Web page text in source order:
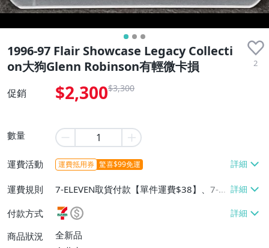
1996-97 Flair Showcase Legacy Collecti
on大狗Glenn Robinson有輕微卡損
2
促銷 $2,300$3,300
數量
運費活動 運費抵用券 驚喜$99免運
運費規則
7-ELEVEN取貨付款【單件運費$38】、7-EL
號【單件運費$60】、面交/自取/不寄送
【免運費】
付款方式
商品狀況
全新品